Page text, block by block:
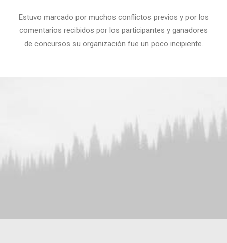
Estuvo marcado por muchos conflictos previos y por los
comentarios recibidos por los participantes y ganadores
de concursos su organización fue un poco incipiente.